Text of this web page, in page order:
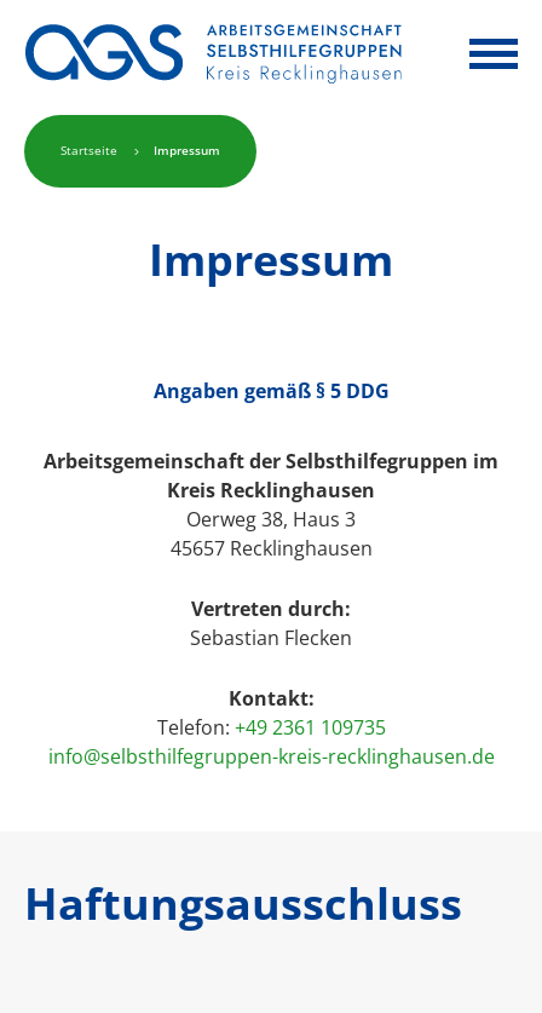
Startseite Impressum
Impressum
Angaben gemäß § 5 DDG
Arbeitsgemeinschaft der Selbsthilfegruppen im
Kreis Recklinghausen
Oerweg 38, Haus 3
45657 Recklinghausen
Vertreten durch:
Sebastian Flecken
Kontakt:
Telefon: +49 2361 109735
info@selbsthilfegruppen-kreis-recklinghausen.de
Haftungsausschluss